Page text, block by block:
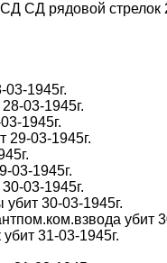
СД рядовой стрелок
03-1945г.
28-03-1945г.
1945г.
29-03-1945г.
03-1945г.
30-03-1945г.
убит 30-03-1945г.
убит
убит 31-03-1945г.